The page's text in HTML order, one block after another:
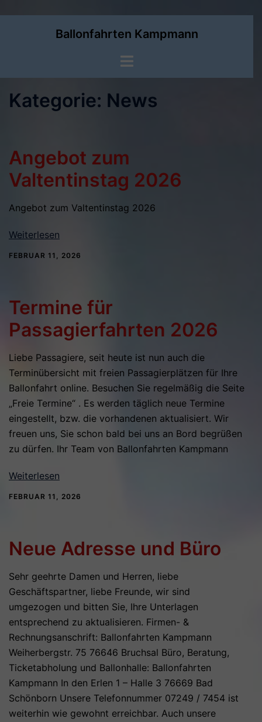
Ballonfahrten Kampmann
Menü
Kategorie: News
Angebot zum
Valtentinstag 2026
Angebot zum Valtentinstag 2026
Weiterlesen
FEBRUAR 11, 2026
Termine für
Passagierfahrten 2026
Liebe Passagiere, seit heute ist nun auch die
Terminübersicht mit freien Passagierplätzen für Ihre
Ballonfahrt online. Besuchen Sie regelmäßig die Seite
„Freie Termine“ . Es werden täglich neue Termine
eingestellt, bzw. die vorhandenen aktualisiert. Wir
freuen uns, Sie schon bald bei uns an Bord begrüßen
zu dürfen. Ihr Team von Ballonfahrten Kampmann
Weiterlesen
FEBRUAR 11, 2026
Neue Adresse und Büro
Sehr geehrte Damen und Herren, liebe
Geschäftspartner, liebe Freunde, wir sind
umgezogen und bitten Sie, Ihre Unterlagen
entsprechend zu aktualisieren. Firmen- &
Rechnungsanschrift: Ballonfahrten Kampmann
Weiherbergstr. 75 76646 Bruchsal Büro, Beratung,
Ticketabholung und Ballonhalle: Ballonfahrten
Kampmann In den Erlen 1 – Halle 3 76669 Bad
Schönborn Unsere Telefonnummer 07249 / 7454 ist
weiterhin wie gewohnt erreichbar. Auch unsere